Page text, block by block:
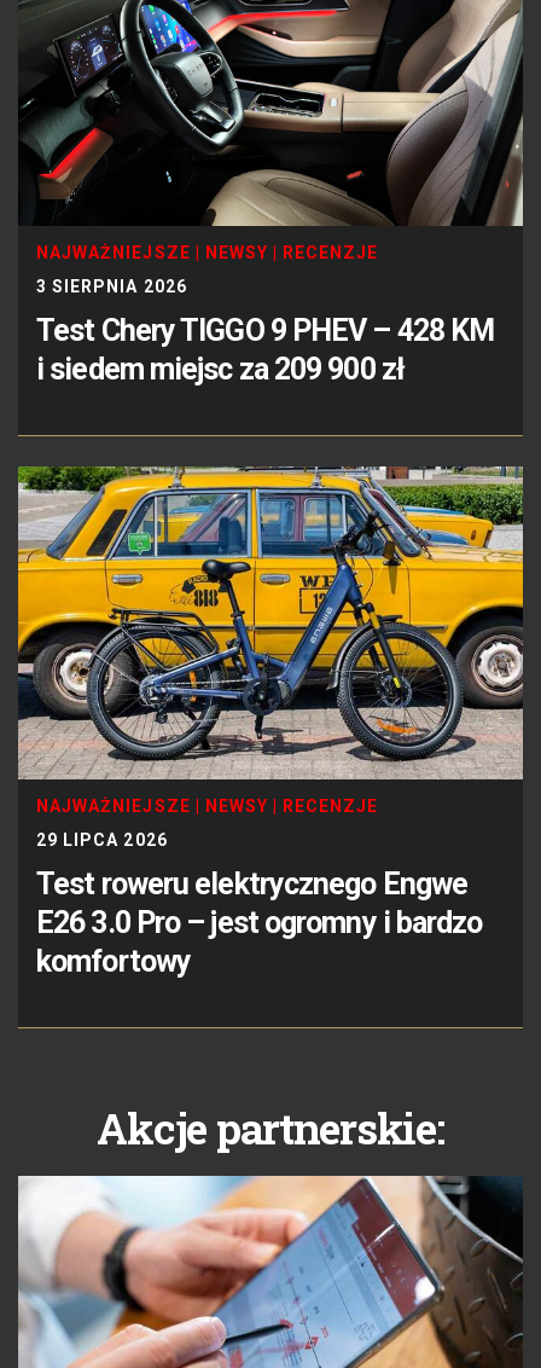
NAJWAŻNIEJSZE NEWSY
RECENZJE
3 SIERPNIA 2026
Test Chery TIGGO 9 PHEV – 428 KM
i siedem miejsc za 209 900 zł
NAJWAŻNIEJSZE NEWSY
RECENZJE
29 LIPCA 2026
Test roweru elektrycznego Engwe
E26 3.0 Pro – jest ogromny i bardzo
komfortowy
Akcje partnerskie: